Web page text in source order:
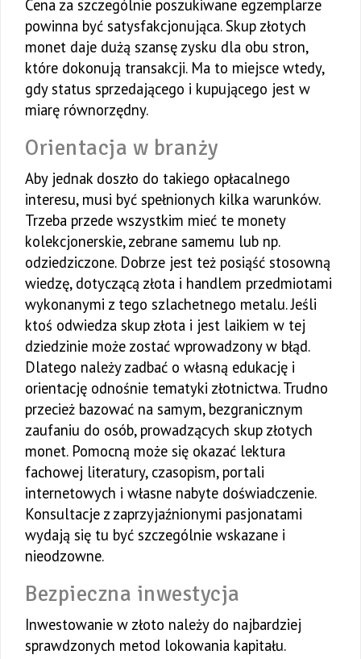
Cena za szczególnie poszukiwane egzemplarze
powinna być satysfakcjonująca. Skup złotych
monet daje dużą szansę zysku dla obu stron,
które dokonują transakcji. Ma to miejsce wtedy,
gdy status sprzedającego i kupującego jest w
miarę równorzędny.
Orientacja w branży
Aby jednak doszło do takiego opłacalnego
interesu, musi być spełnionych kilka warunków.
Trzeba przede wszystkim mieć te monety
kolekcjonerskie, zebrane samemu lub np.
odziedziczone. Dobrze jest też posiąść stosowną
wiedzę, dotyczącą złota i handlem przedmiotami
wykonanymi z tego szlachetnego metalu. Jeśli
ktoś odwiedza skup złota i jest laikiem w tej
dziedzinie może zostać wprowadzony w błąd.
Dlatego należy zadbać o własną edukację i
orientację odnośnie tematyki złotnictwa. Trudno
przecież bazować na samym, bezgranicznym
zaufaniu do osób, prowadzących skup złotych
monet. Pomocną może się okazać lektura
fachowej literatury, czasopism, portali
internetowych i własne nabyte doświadczenie.
Konsultacje z zaprzyjaźnionymi pasjonatami
wydają się tu być szczególnie wskazane i
nieodzowne.
Bezpieczna inwestycja
Inwestowanie w złoto należy do najbardziej
sprawdzonych metod lokowania kapitału.